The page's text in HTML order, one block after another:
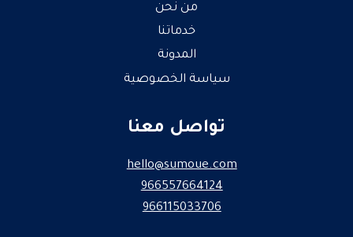
من نحن
خدماتنا
المدونة
سياسة الخصوصية
تواصل معنا
hello@sumoue.com
966557664124
966115033706